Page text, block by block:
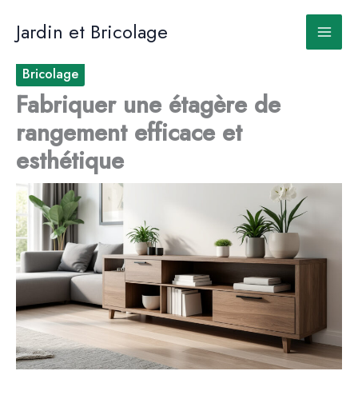
contenu
Jardin et Bricolage
Bricolage
Fabriquer une étagère de
rangement efficace et
esthétique